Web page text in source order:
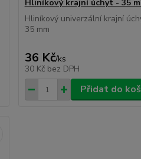
Hliníkový krajní úchyt - 35
Hliníkový univerzální krajní
35 mm
36 Kč/ks
30 Kč bez DPH
Přidat do